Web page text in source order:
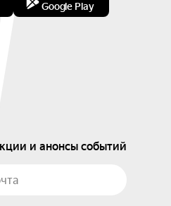
Google Play
и анонсы событий